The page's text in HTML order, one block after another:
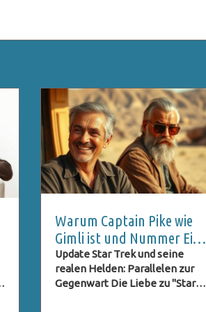
Warum Captain Pike wie
Gimli ist und Nummer Eins
ein Geheimnis bleibt
Update Star Trek und seine
realen Helden: Parallelen zur
Gegenwart Die Liebe zu "Star